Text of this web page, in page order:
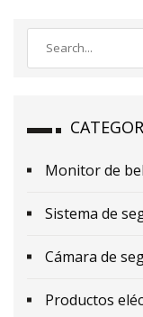
Monitor de
Sistema de
Cámara de
Productos